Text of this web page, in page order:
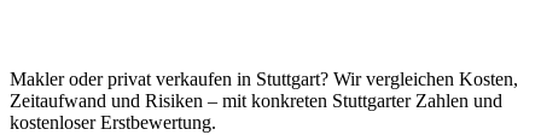
Makler oder privat verkaufen in Stuttgart? Wir vergleichen Kosten,
Zeitaufwand und Risiken – mit konkreten Stuttgarter Zahlen und
kostenloser Erstbewertung.